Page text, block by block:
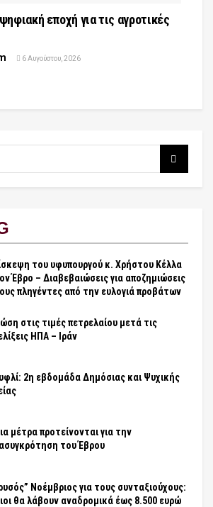
εποχή για τις αγροτικές
6 Αυγούστου, 2026
του υφυπουργού κ. Χρήστου Κέλλα
Έβρο – Διαβεβαιώσεις για αποζημιώσεις
πληγέντες από την ευλογιά προβάτων
στις τιμές πετρελαίου μετά τις
ΗΠΑ – Ιράν
2η εβδομάδα Δημόσιας και Ψυχικής
μέτρα προτείνονται για την
του Έβρου
Νοέμβριος για τους συνταξιούχους:
θα λάβουν αναδρομικά έως 8.500 ευρώ